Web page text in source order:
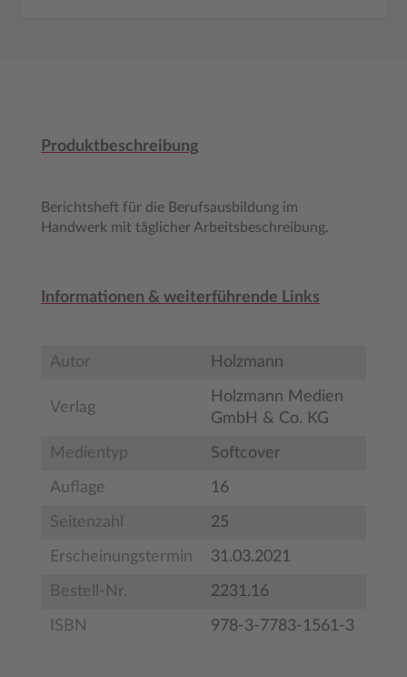
Produktbeschreibung
Berichtsheft für die Berufsausbildung im
Handwerk mit täglicher Arbeitsbeschreibung.
Informationen & weiterführende Links
Autor Holzmann
Verlag
Holzmann Medien
GmbH & Co. KG
Medientyp Softcover
Auflage 16
Seitenzahl 25
Erscheinungstermin 31.03.2021
Bestell-Nr. 2231.16
ISBN 978-3-7783-1561-3